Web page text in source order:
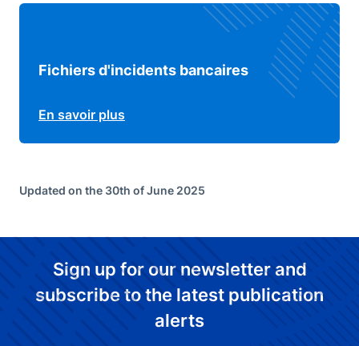
Fichiers d'incidents bancaires
En savoir plus
Updated on the 30th of June 2025
Sign up for our newsletter and
subscribe to the latest publication
alerts